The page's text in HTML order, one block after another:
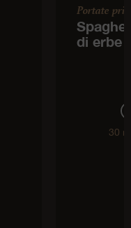
Portate
di erbe
30